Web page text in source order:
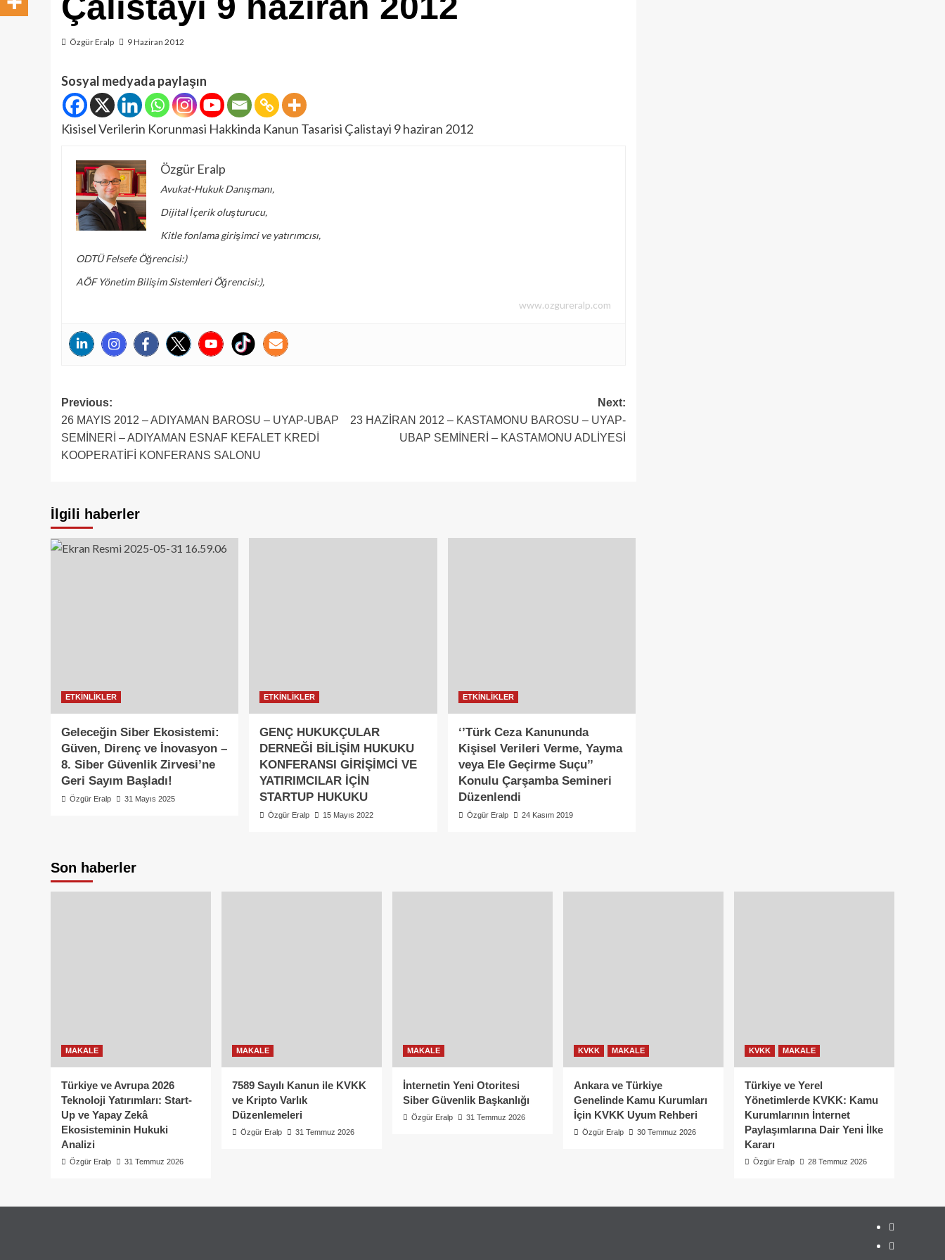
Özgür Eralp 9 Haziran 2012
Sosyal medyada paylaşın
Kisisel Verilerin Korunmasi Hakkinda Kanun Tasarisi Çalistayi 9 haziran 2012
Özgür Eralp
Avukat-Hukuk Danışmanı,
Dijital İçerik oluşturucu,
Kitle fonlama girişimci ve yatırımcısı,
ODTÜ Felsefe Öğrencisi:)
AÖF Yönetim Bilişim Sistemleri Öğrencisi:),
www.ozgureralp.com
Post
navigation
Previous:
26 MAYIS 2012 – ADIYAMAN BAROSU – UYAP-UBAP
SEMİNERİ – ADIYAMAN ESNAF KEFALET KREDİ
KOOPERATİFİ KONFERANS SALONU
Next:
23 HAZİRAN 2012 – KASTAMONU BAROSU – UYAP-
UBAP SEMİNERİ – KASTAMONU ADLİYESİ
İlgili haberler
ETKİNLİKLER
Geleceğin Siber Ekosistemi:
Güven, Direnç ve İnovasyon –
8. Siber Güvenlik Zirvesi’ne
Geri Sayım Başladı!
Özgür Eralp 31 Mayıs 2025
ETKİNLİKLER
GENÇ HUKUKÇULAR
DERNEĞİ BİLİŞİM HUKUKU
KONFERANSI GİRİŞİMCİ VE
YATIRIMCILAR İÇİN
STARTUP HUKUKU
Özgür Eralp 15 Mayıs 2022
ETKİNLİKLER
‘’Türk Ceza Kanununda
Kişisel Verileri Verme, Yayma
veya Ele Geçirme Suçu’’
Konulu Çarşamba Semineri
Düzenlendi
Özgür Eralp 24 Kasım 2019
Son haberler
MAKALE
Türkiye ve Avrupa 2026
Teknoloji Yatırımları: Start-
Up ve Yapay Zekâ
Ekosisteminin Hukuki
Analizi
Özgür Eralp 31 Temmuz 2026
MAKALE
7589 Sayılı Kanun ile KVKK
ve Kripto Varlık
Düzenlemeleri
Özgür Eralp 31 Temmuz 2026
MAKALE
İnternetin Yeni Otoritesi
Siber Güvenlik Başkanlığı
Özgür Eralp 31 Temmuz 2026
KVKK MAKALE
Ankara ve Türkiye
Genelinde Kamu Kurumları
İçin KVKK Uyum Rehberi
Özgür Eralp 30 Temmuz 2026
KVKK MAKALE
Türkiye ve Yerel
Yönetimlerde KVKK: Kamu
Kurumlarının İnternet
Paylaşımlarına Dair Yeni İlke
Kararı
Özgür Eralp 28 Temmuz 2026
linkedin
instagram